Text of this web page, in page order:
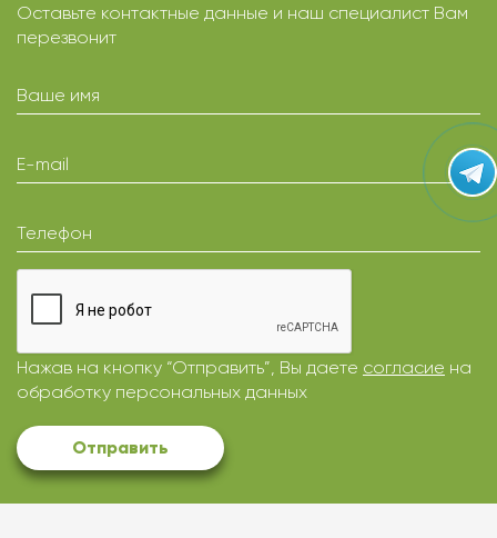
Оставьте контактные данные и наш специалист Вам
перезвонит
Ваше имя
E-mail
Телефон
Нажав на кнопку “Отправить”, Вы даете согласие на
обработку персональных данных
Отправить